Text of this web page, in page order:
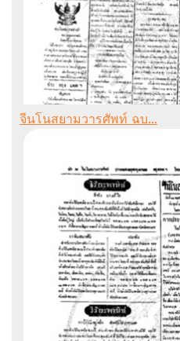
จีนโนสยามวารศัพท์ ฉบ...